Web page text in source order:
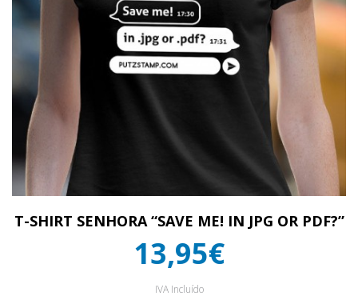
T-SHIRT SENHORA “SAVE ME! IN JPG OR PDF?”
13,95€
IVA Incluído